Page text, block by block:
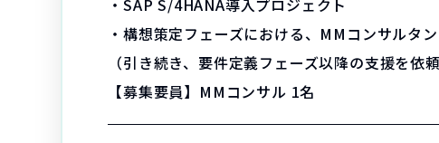
・SAP S/4HANA導入プロジェクト
・構想策定フェーズにおける、MMコンサルタ
（引き続き、要件定義フェーズ以降の支援を依
【募集要員】MMコンサル 1名